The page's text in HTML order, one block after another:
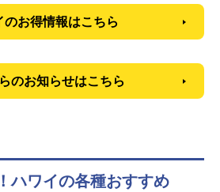
のお得情報はこちら
のお知らせはこちら
ハワイの各種おすすめ